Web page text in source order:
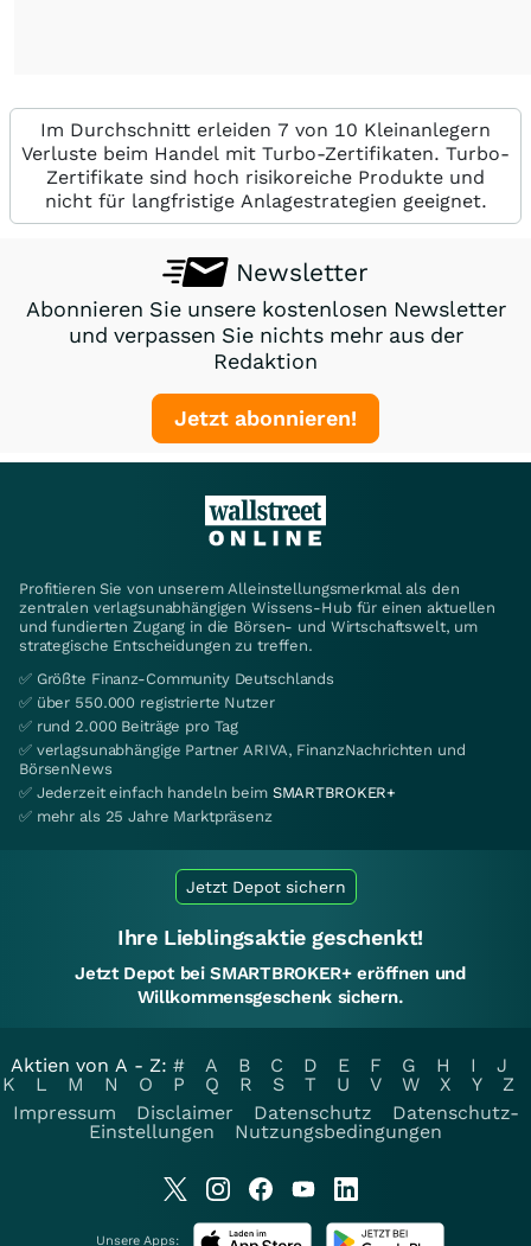
Im Durchschnitt erleiden 7 von 10 Kleinanlegern
Verluste beim Handel mit Turbo-Zertifikaten. Turbo-
Zertifikate sind hoch risikoreiche Produkte und
nicht für langfristige Anlagestrategien geeignet.
Newsletter
Abonnieren Sie unsere kostenlosen Newsletter
und verpassen Sie nichts mehr aus der
Redaktion
Jetzt abonnieren!
Profitieren Sie von unserem Alleinstellungsmerkmal als den
zentralen verlagsunabhängigen Wissens-Hub für einen aktuellen
und fundierten Zugang in die Börsen- und Wirtschaftswelt, um
strategische Entscheidungen zu treffen.
✅ Größte Finanz-Community Deutschlands
✅ über 550.000 registrierte Nutzer
✅ rund 2.000 Beiträge pro Tag
✅ verlagsunabhängige Partner ARIVA, FinanzNachrichten und
BörsenNews
✅ Jederzeit einfach handeln beim SMARTBROKER+
✅ mehr als 25 Jahre Marktpräsenz
Jetzt Depot sichern
Ihre Lieblingsaktie geschenkt!
Jetzt Depot bei SMARTBROKER+ eröffnen und
Willkommensgeschenk sichern.
Aktien von A - Z: # A B C D E F G H I
J
K
L M N O P Q R S T U V W X Y
Z
Impressum
Disclaimer Datenschutz
Datenschutz-
Einstellungen
Nutzungsbedingungen
Unsere Apps: